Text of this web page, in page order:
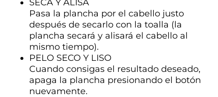
SECA Y ALISA
Pasa la plancha por el cabello justo
después de secarlo con la toalla (la
plancha secará y alisará el cabello al
mismo tiempo).
PELO SECO Y LISO
Cuando consigas el resultado deseado,
apaga la plancha presionando el botón
nuevamente.